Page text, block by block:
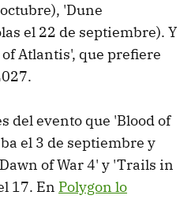
'Dune
el 22 de septiembre). Y
Atlantis', que prefiere
del evento que 'Blood of
el 3 de septiembre y
of War 4' y 'Trails in
17. En Polygon lo